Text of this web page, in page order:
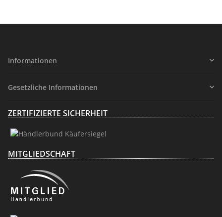
Informationen
Gesetzliche Informationen
ZERTIFIZIERTE SICHERHEIT
MITGLIEDSCHAFT